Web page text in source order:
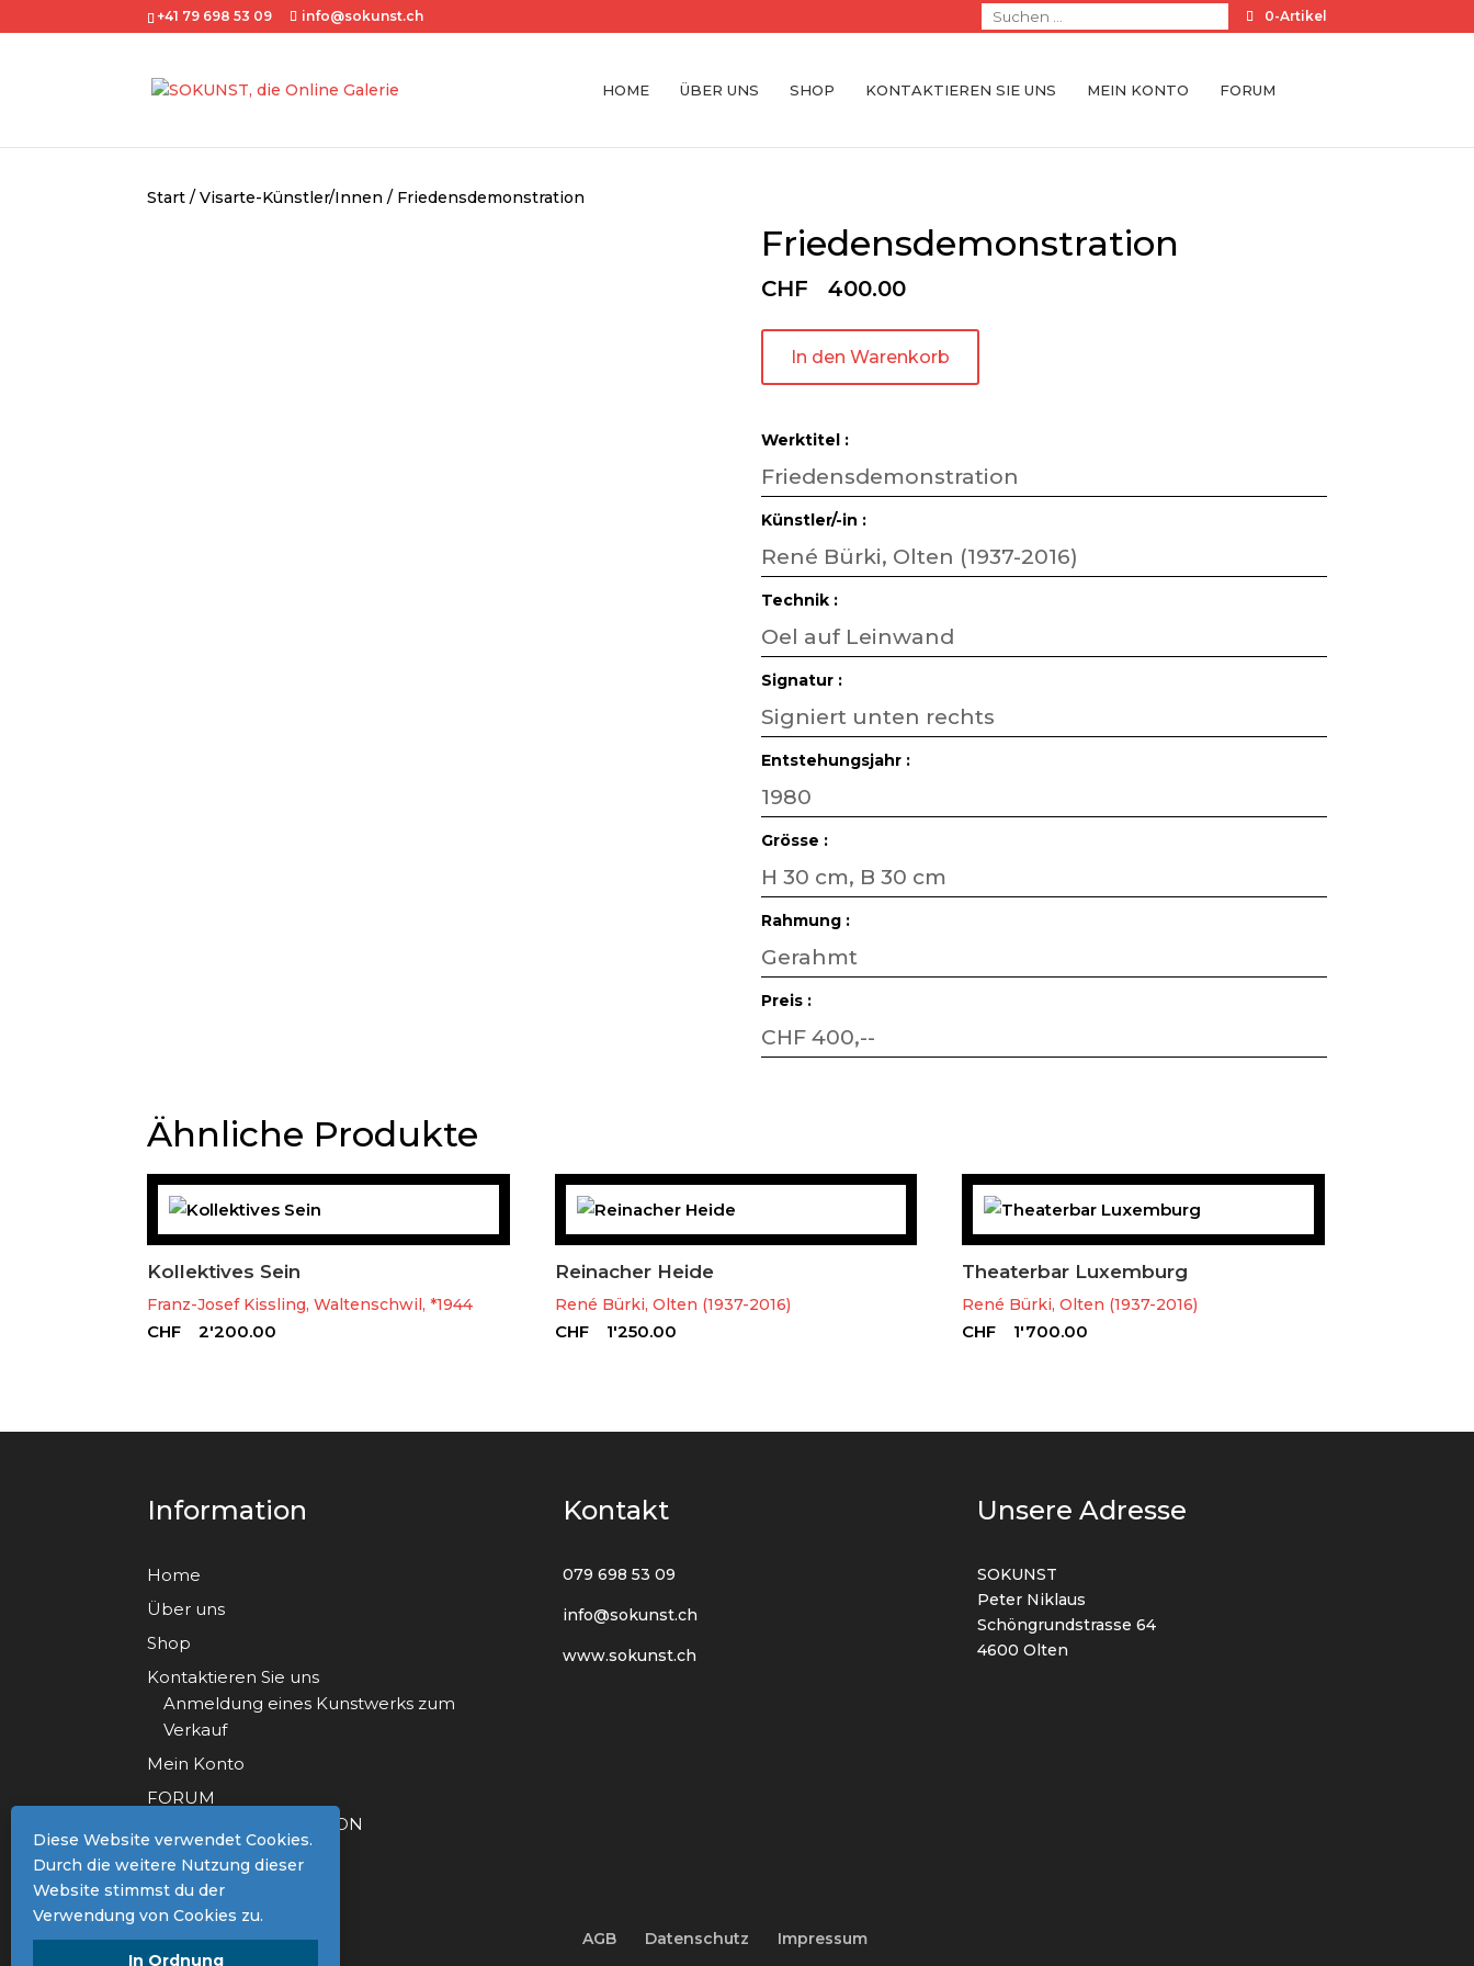
+41 79 698 53 09 info@sokunst.ch 0-Artikel
HOME ÜBER UNS SHOP KONTAKTIEREN SIE UNS MEIN KONTO FORUM
Start /Visarte-Künstler/Innen / Friedensdemonstration
Friedensdemonstration
CHF 400.00
In den Warenkorb
Werktitel :
Friedensdemonstration
Künstler/-in :
René Bürki, Olten (1937-2016)
Technik :
Oel auf Leinwand
Signatur :
Signiert unten rechts
Entstehungsjahr :
1980
Grösse :
H 30 cm, B 30 cm
Rahmung :
Gerahmt
Preis :
CHF 400,--
Ähnliche Produkte
Kollektives Sein
Franz-Josef Kissling, Waltenschwil, *1944
CHF 2'200.00
Reinacher Heide
René Bürki, Olten (1937-2016)
CHF 1'250.00
Theaterbar Luxemburg
René Bürki, Olten (1937-2016)
CHF 1'700.00
Information
Home
Über uns
Shop
Kontaktieren Sie uns
Anmeldung eines Kunstwerks zum
Verkauf
Mein Konto
FORUM
FORUM REGISTRATION
Kontakt
079 698 53 09
info@sokunst.ch
www.sokunst.ch
Unsere Adresse
SOKUNST
Peter Niklaus
Schöngrundstrasse 64
4600 Olten
AGB Datenschutz Impressum
Diese Website verwendet Cookies.
Durch die weitere Nutzung dieser
Website stimmst du der
Verwendung von Cookies zu.
In Ordnung